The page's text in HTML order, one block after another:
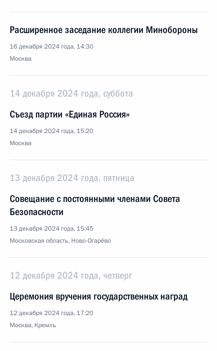
Расширенное заседание коллегии Минобороны
16 декабря 2024 года, 14:30
Москва
14 декабря 2024 года, суббота
Съезд партии «Единая Россия»
14 декабря 2024 года, 15:20
Москва
13 декабря 2024 года, пятница
Совещание с постоянными членами Совета
Безопасности
13 декабря 2024 года, 15:45
Московская область, Ново-Огарёво
12 декабря 2024 года, четверг
Церемония вручения государственных наград
12 декабря 2024 года, 17:20
Москва, Кремль